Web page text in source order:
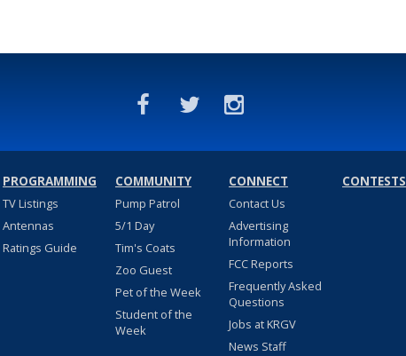
PROGRAMMING
TV Listings
Antennas
Ratings Guide
COMMUNITY
Pump Patrol
5/1 Day
Tim's Coats
Zoo Guest
Pet of the Week
Student of the
Week
CONNECT
Contact Us
Advertising
Information
FCC Reports
Frequently Asked
Questions
Jobs at KRGV
News Staff
CONTESTS